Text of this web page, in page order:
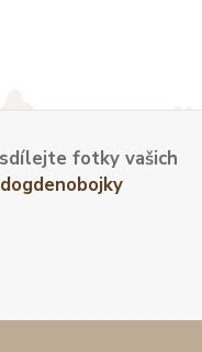
fotky vašich